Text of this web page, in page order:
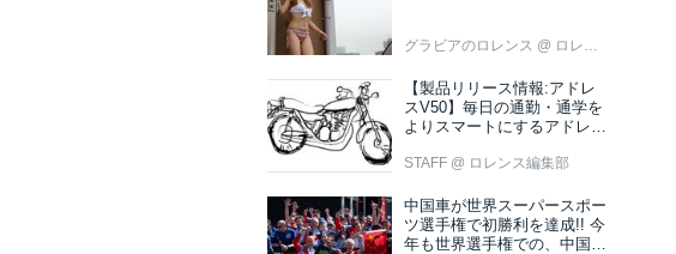
グラビアのロレンス @ ロレンス編集部
【製品リリース情報:アドレ
スV50】毎日の通勤・通学を
よりスマートにするアドレス
STAFF @ ロレンス編集部
中国車が世界スーパースポー
ツ選手権で初勝利を達成!! 今
年も世界選手権での、中国車